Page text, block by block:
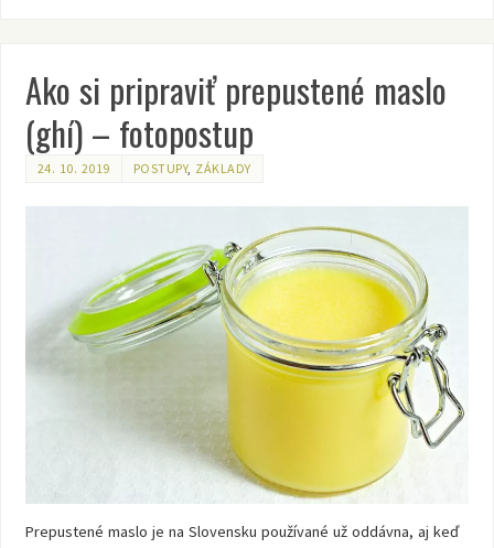
Ako si pripraviť prepustené maslo
(ghí) – fotopostup
24. 10. 2019 POSTUPY, ZÁKLADY
Prepustené maslo je na Slovensku používané už oddávna, aj keď